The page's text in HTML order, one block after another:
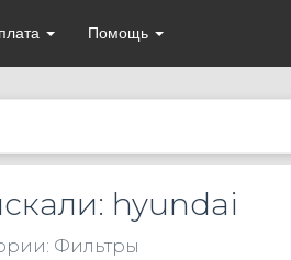
Помощь
hyundai
Фильтры